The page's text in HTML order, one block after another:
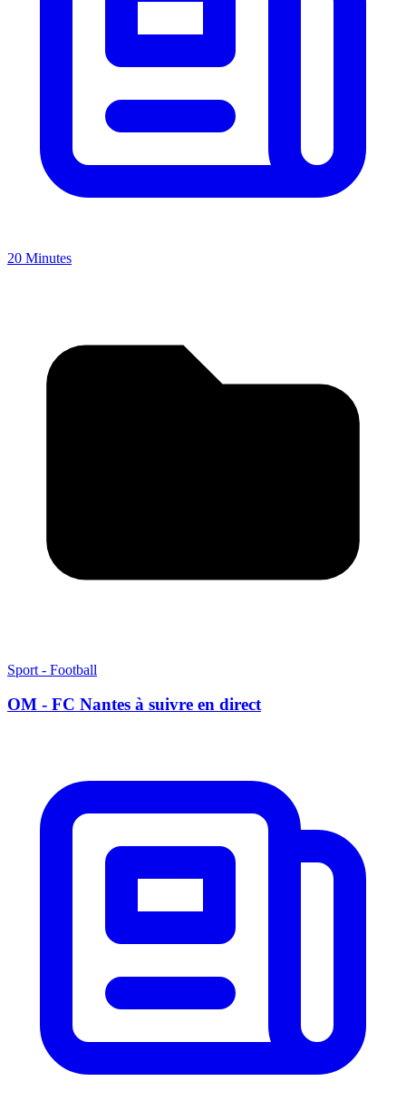
20 Minutes
Sport - Football
OM - FC Nantes à suivre en direct